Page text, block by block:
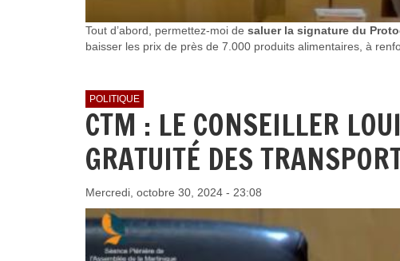
Tout d’abord, permettez-moi de saluer la signature du
baisser les prix de près de 7.000 produits alimentaires, à
POLITIQUE
CTM : LE CONSEILLER
GRATUITÉ DES
Mercredi, octobre 30, 2024 - 23:08